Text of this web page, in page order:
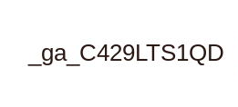
_ga_C429LTS1QD